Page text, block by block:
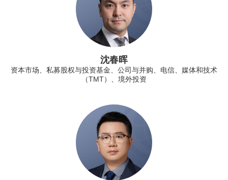
沈春晖
资本市场、私募股权与投资基金、公司与并购、电信、媒体和技术
（TMT）、境外投资